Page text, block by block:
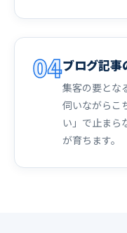
04ブログ記事
集客の要とな
伺いながらこ
い」で止まら
が育ちます。